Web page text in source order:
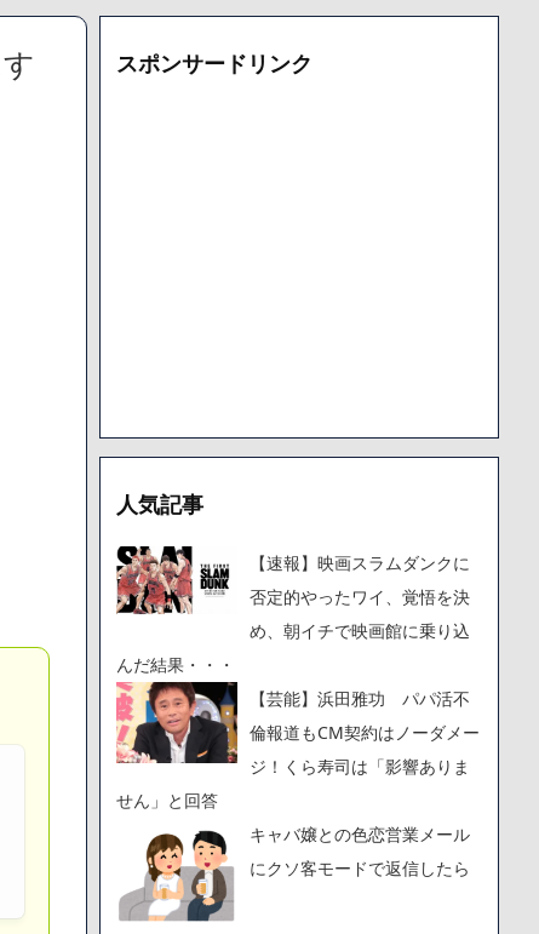
ウエスト51cmのスレンダー美少女がAVデビュ－ｗwwww
絶望する・・・「アカン、キャリアがすべて終わった」
スポンサードリンク
人気記事
【速報】映画スラムダンクに
否定的やったワイ、覚悟を決
め、朝イチで映画館に乗り込
んだ結果・・・
【芸能】浜田雅功 パパ活不
倫報道もCM契約はノーダメー
ジ！くら寿司は「影響ありま
せん」と回答
キャバ嬢との色恋営業メール
にクソ客モードで返信したら